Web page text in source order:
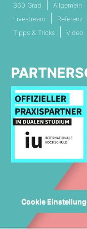
360 Grad Allgemein
Livestream
Referenz
Tipps & Tricks
Video
Cookie